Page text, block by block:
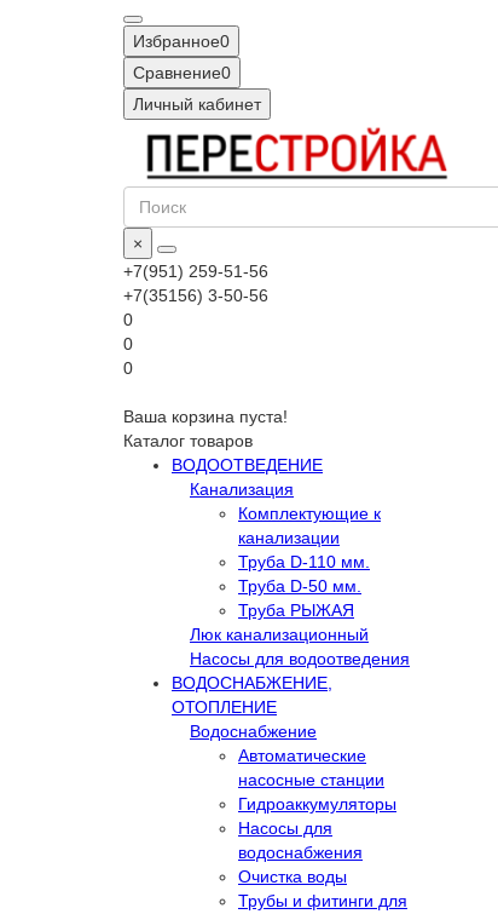
Избранное0
Сравнение0
Личный кабинет
×
+7(951) 259-51-56
+7(35156) 3-50-56
0
0
0
Ваша корзина пуста!
Каталог товаров
ВОДООТВЕДЕНИЕ
Канализация
Комплектующие к
канализации
Труба D-110 мм.
Труба D-50 мм.
Труба РЫЖАЯ
Люк канализационный
Насосы для водоотведения
ВОДОСНАБЖЕНИЕ,
ОТОПЛЕНИЕ
Водоснабжение
Автоматичеcкие
насосные станции
Гидроаккумуляторы
Насосы для
водоснабжения
Очистка воды
Трубы и фитинги для